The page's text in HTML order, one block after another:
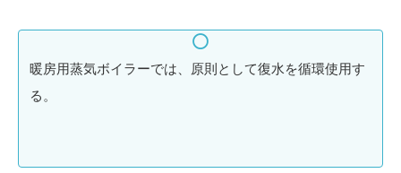
暖房用蒸気ボイラーでは、原則として復水を循環使用す
る。